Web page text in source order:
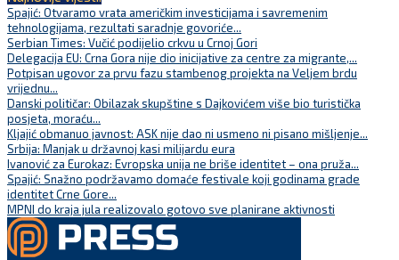
Spajić: Otvaramo vrata američkim investicijama i savremenim
tehnologijama, rezultati saradnje govoriće...
Serbian Times: Vučić podijelio crkvu u Crnoj Gori
Delegacija EU: Crna Gora nije dio inicijative za centre za migrante,...
Potpisan ugovor za prvu fazu stambenog projekta na Veljem brdu
vrijednu...
Danski političar: Obilazak skupštine s Dajkovićem više bio turistička
posjeta, moraću...
Kljajić obmanuo javnost: ASK nije dao ni usmeno ni pisano mišljenje...
Srbija: Manjak u državnoj kasi milijardu eura
Ivanović za Eurokaz: Evropska unija ne briše identitet – ona pruža...
Spajić: Snažno podržavamo domaće festivale koji godinama grade
identitet Crne Gore...
MPNI do kraja jula realizovalo gotovo sve planirane aktivnosti